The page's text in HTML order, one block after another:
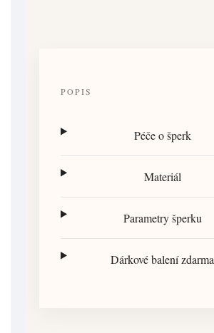
POPIS
Péče o šperk
Materiál
Parametry šperku
Dárkové balení zdarma